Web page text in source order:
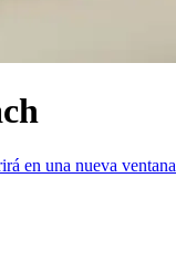
en una nueva ventana